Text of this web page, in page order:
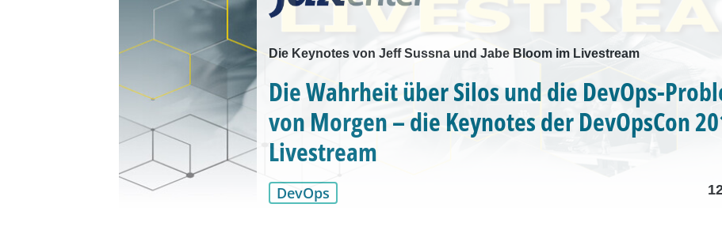
Die Keynotes von Jeff Sussna und Jabe Bloom im Livestream
Die Wahrheit über Silos und die DevOps-
von Morgen – die Keynotes der DevOpsCon
Livestream
DevOps